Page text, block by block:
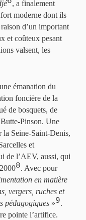
, a finalement
moderne dont ils
d’un important
et coûteux pesant
valsent, les
émanation du
foncière de la
de bosquets, de
Pinson. Une
la Seine-Saint-Denis,
et
de l’AEV, aussi, qui
8. Avec pour
en matière
vergers, ruches et
pédagogiques »9.
pointe l’artifice.